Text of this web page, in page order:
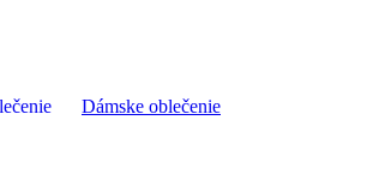
Dámske oblečenie